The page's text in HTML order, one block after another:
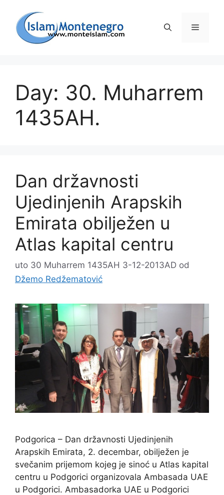
sadržaj
Day: 30. Muharrem
1435AH.
Dan državnosti
Ujedinjenih Arapskih
Emirata obilježen u
Atlas kapital centru
uto 30 Muharrem 1435AH 3-12-2013AD od
Džemo Redžematović
Podgorica – Dan državnosti Ujedinjenih
Arapskih Emirata, 2. decembar, obilježen je
svečanim prijemom kojeg je sinoć u Atlas kapital
centru u Podgorici organizovala Ambasada UAE
u Podgorici. Ambasadorka UAE u Podgorici